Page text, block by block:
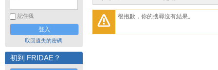
記住我
取回遺失的密碼
初到 FRIDAE？
很抱歉，你的搜尋沒有結果。